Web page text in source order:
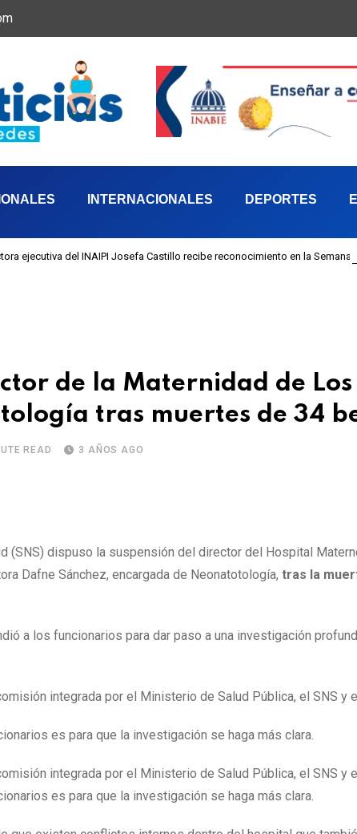
INTERNACIONALES DEPORTES
ejecutiva del INAIPI Josefa Castillo recibe reconocimiento en la Semana
de la Maternidad de
tras muertes de 34
READ 3 AÑOS AGO
(SNS) dispuso la suspensión del director del Hospital
Dafne Sánchez, encargada de Neonatotología, tras la
a los funcionarios para dar paso a una investigación
integrada por el Ministerio de Salud Pública, el SNS y
es para que la investigación se haga más clara.
integrada por el Ministerio de Salud Pública, el SNS y
es para que la investigación se haga más clara.